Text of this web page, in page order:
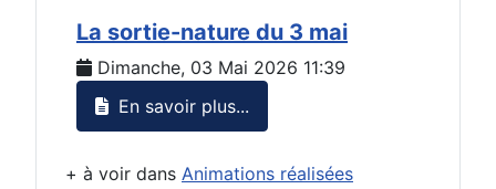
La sortie-nature du 3 mai
Dimanche, 03 Mai 2026 11:39
En savoir plus...
+ à voir dans Animations réalisées